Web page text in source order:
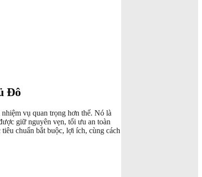
Đô
vụ quan trọng hơn thế. Nó là
giữ nguyên vẹn, tối ưu an toàn
chuẩn bắt buộc, lợi ích, cùng cách